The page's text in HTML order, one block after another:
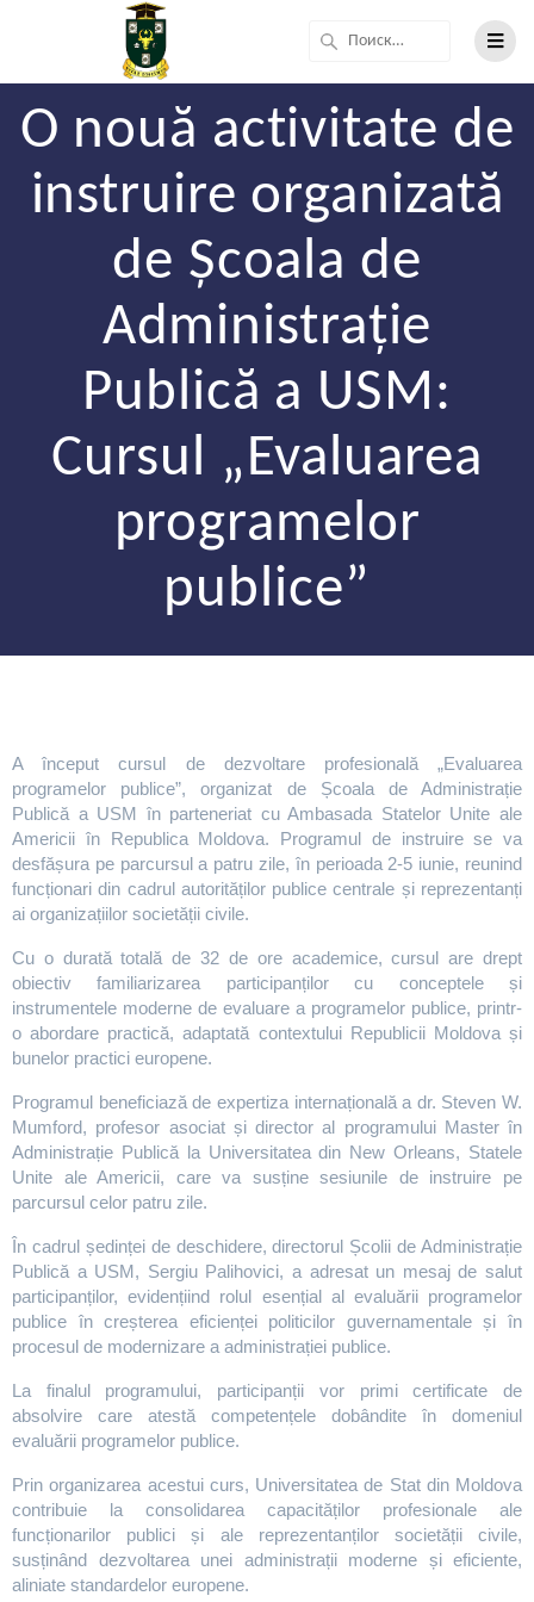
O nouă activitate de
instruire organizată
de Școala de
Administrație
Publică a USM:
Cursul „Evaluarea
programelor
publice”
A început cursul de dezvoltare profesională „Evaluarea
programelor publice”, organizat de Școala de Administrație
Publică a USM în parteneriat cu Ambasada Statelor Unite ale
Americii în Republica Moldova. Programul de instruire se va
desfășura pe parcursul a patru zile, în perioada 2-5 iunie, reunind
funcționari din cadrul autorităților publice centrale și reprezentanți
ai organizațiilor societății civile.
Cu o durată totală de 32 de ore academice, cursul are drept
obiectiv familiarizarea participanților cu conceptele și
instrumentele moderne de evaluare a programelor publice, printr-
o abordare practică, adaptată contextului Republicii Moldova și
bunelor practici europene.
Programul beneficiază de expertiza internațională a dr. Steven W.
Mumford, profesor asociat și director al programului Master în
Administrație Publică la Universitatea din New Orleans, Statele
Unite ale Americii, care va susține sesiunile de instruire pe
parcursul celor patru zile.
În cadrul ședinței de deschidere, directorul Școlii de Administrație
Publică a USM, Sergiu Palihovici, a adresat un mesaj de salut
participanților, evidențiind rolul esențial al evaluării programelor
publice în creșterea eficienței politicilor guvernamentale și în
procesul de modernizare a administrației publice.
La finalul programului, participanții vor primi certificate de
absolvire care atestă competențele dobândite în domeniul
evaluării programelor publice.
Prin organizarea acestui curs, Universitatea de Stat din Moldova
contribuie la consolidarea capacităților profesionale ale
funcționarilor publici și ale reprezentanților societății civile,
susținând dezvoltarea unei administrații moderne și eficiente,
aliniate standardelor europene.